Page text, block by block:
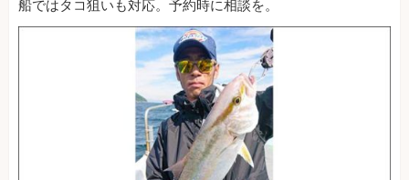
船ではタコ狙いも対応。予約時に相談を。